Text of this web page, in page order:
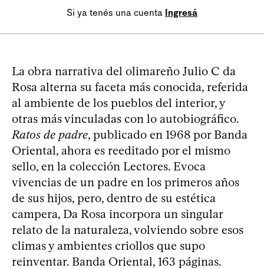
Si ya tenés una cuenta Ingresá
La obra narrativa del olimareño Julio C da
Rosa alterna su faceta más conocida, referida
al ambiente de los pueblos del interior, y
otras más vinculadas con lo autobiográfico.
Ratos de padre, publicado en 1968 por Banda
Oriental, ahora es reeditado por el mismo
sello, en la colección Lectores. Evoca
vivencias de un padre en los primeros años
de sus hijos, pero, dentro de su estética
campera, Da Rosa incorpora un singular
relato de la naturaleza, volviendo sobre esos
climas y ambientes criollos que supo
reinventar. Banda Oriental, 163 páginas.